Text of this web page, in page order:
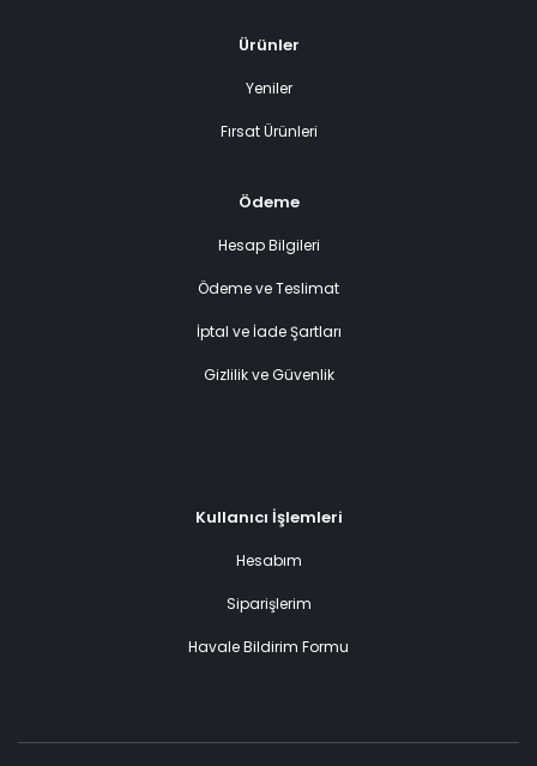
Ürünler
Yeniler
Fırsat Ürünleri
Ödeme
Hesap Bilgileri
Ödeme ve Teslimat
İptal ve İade Şartları
Gizlilik ve Güvenlik
Kullanıcı İşlemleri
Hesabım
Siparişlerim
Havale Bildirim Formu